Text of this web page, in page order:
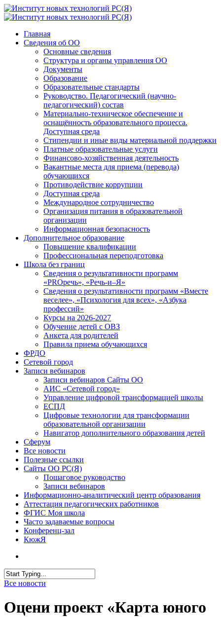
Главная
Сведения об ОО
Основные сведения
Структура и органы управления ОО
Документы
Образование
Образовательные стандарты
Руководство. Педагогический (научно-
педагогический) состав
Материально-техническое обеспечение и
оснащённость образовательного процесса.
Доступная среда
Стипендии и иные виды материальной поддержки
Платные образовательные услуги
Финансово-хозяйственная деятельность
Вакантные места для приема (перевода)
обучающихся
Противодействие коррупции
Доступная среда
Международное сотрудничество
Организация питания в образовательной
организации
Информационная безопасность
Дополнительное образование
Повышение квалификации
Профессиональная переподготовка
Школа без границ
Сведения о результативности программ
«PROречь», «Речь-и–Я»
Сведения о результативности программ «Вместе
веселее», «Психология для всех», «Азбука
профессий»
Курсы на 2026-2027
Обучение детей с ОВЗ
Анкета для родителей
Правила приема обучающихся
ФРДО
Сетевой город
Записи вебинаров
Записи вебинаров Сайты ОО
АИС «Сетевой город»
Управление цифровой трансформацией школы
ЕСПД
Цифровые технологии для трансформации
образовательной организации
Навигатор дополнительного образования детей
Сферум
Все новости
Полезные ссылки
Сайты ОО РС(Я)
Пошаговое руководство
Записи вебинаров
Информационно-аналитический центр образования
Аттестация педагогических работников
ФГИС Моя школа
Часто задаваемые вопросы
Конференц-зал
КюжЯ
Все новости
Оцени проект «Карта юного